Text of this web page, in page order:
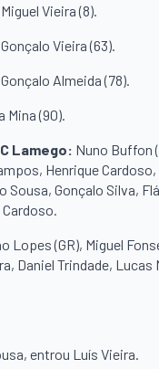
Vieira (8).
Vieira (63).
Almeida (78).
Mina (90).
Lamego: Nuno Buffon
Henrique Cardoso,
Sousa, Gonçalo Silva,
Lopes (GR), Miguel
Daniel Trindade,
entrou Luís Vieira.